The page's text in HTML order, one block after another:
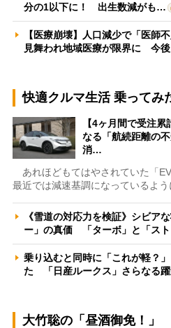
分の1以下に！ 出生数減がも…
【医療崩壊】人口減少で「医師
見舞われ地域医療が限界に 今
快適クルマ生活 乗ってみ
【4ヶ月間で受注
なる「航続距離の
消…
あれほどもてはやされていた「
最近では減速基調になっているよう
《雪道の対応力を検証》シビア
ー」の真価 「ターボ」と「ス
乗り込むと同時に「これが軽？
た 「日産ルークス」さらなる
大竹聡の「昼酒御免！」